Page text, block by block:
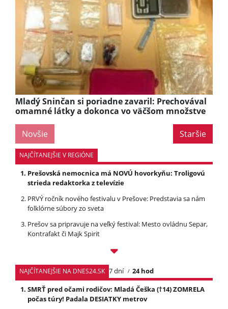
Mladý Sninčan si poriadne zavaril: Prechovával
omamné látky a dokonca vo väčšom množstve
Novšie Staršie
NAJČÍTANEJŠIE V REGIÓNE
Prešovská nemocnica má NOVÚ hovorkyňu: Troligovú
strieda redaktorka z televízie
PRVÝ ročník nového festivalu v Prešove: Predstavia sa nám
folklórne súbory zo sveta
Prešov sa pripravuje na veľký festival: Mesto ovládnu Separ,
Kontrafakt či Majk Spirit
NAJČÍTANEJŠIE NA DNES24.SK 7 dní
24 hod
SMRŤ pred očami rodičov: Mladá Češka (†14) ZOMRELA
počas túry! Padala DESIATKY metrov